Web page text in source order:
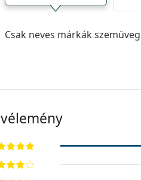
Csak neves márkák
vélemény